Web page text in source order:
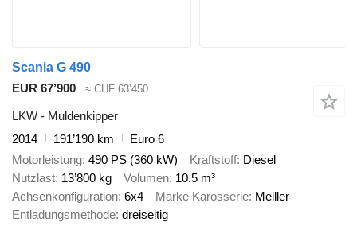
Scania G 490
EUR 67’900
≈ CHF 63’450
LKW - Muldenkipper
2014
191’190 km
Euro 6
Motorleistung 490 PS (360 kW) Kraftstoff Diesel
Nutzlast 13’800 kg Volumen 10.5 m³
Achsenkonfiguration 6x4 Marke Karosserie Meiller
Entladungsmethode dreiseitig